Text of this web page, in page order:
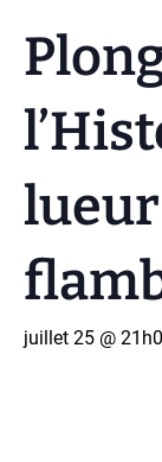
juillet 25 @